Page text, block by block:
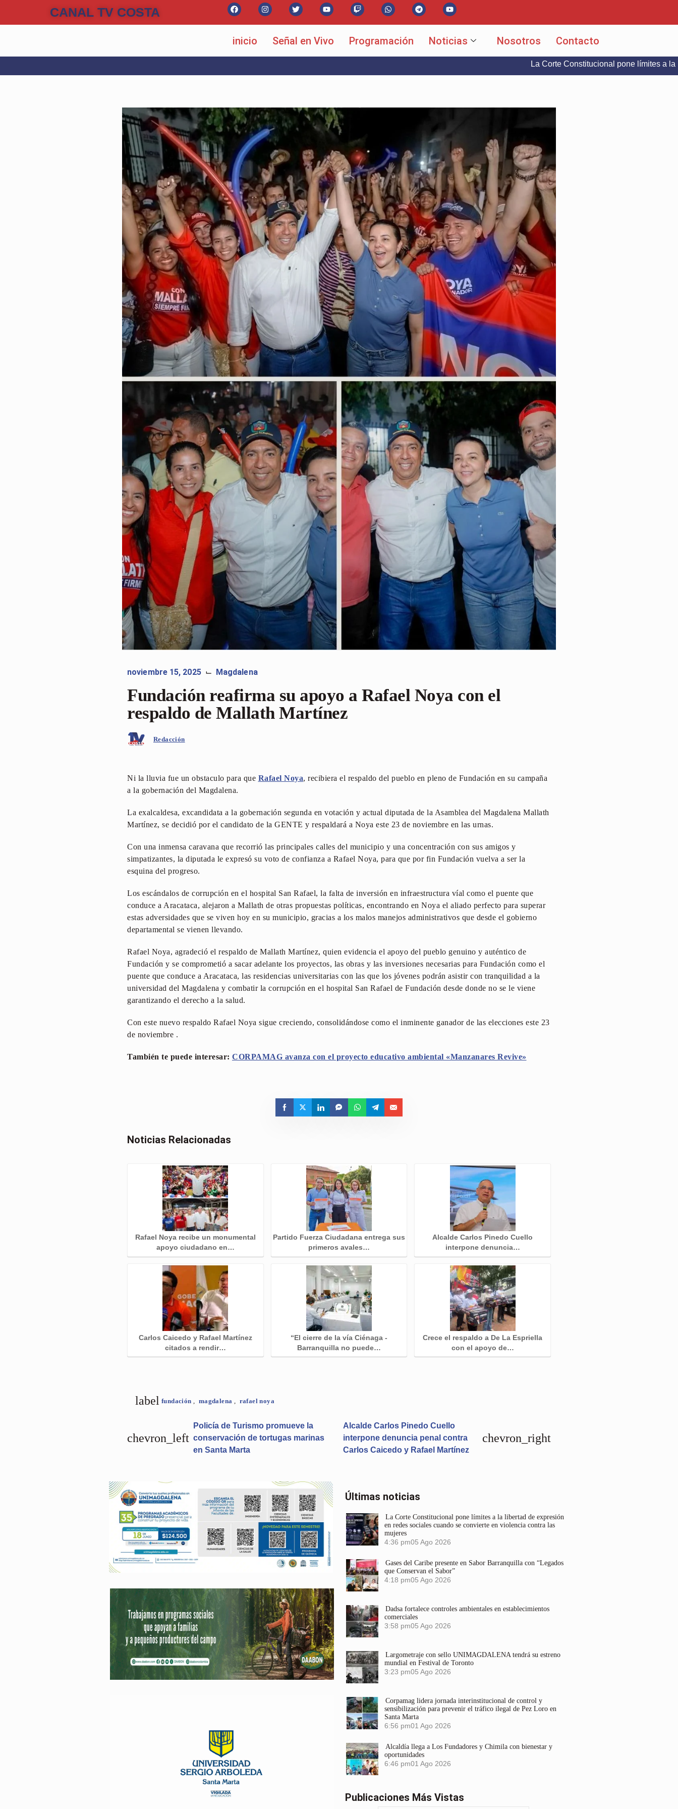
CANAL TV COSTA
inicio Señal en Vivo Programación Noticias Nosotros Contacto
La Corte Constitucional pone límites a la libertad de
noviembre 15, 2025 ⌙ Magdalena
Fundación reafirma su apoyo a Rafael Noya con el
respaldo de Mallath Martínez
Redacción
Ni la lluvia fue un obstaculo para que Rafael Noya, recibiera el respaldo del pueblo en pleno de Fundación en su campaña
a la gobernación del Magdalena.
La exalcaldesa, excandidata a la gobernación segunda en votación y actual diputada de la Asamblea del Magdalena Mallath
Martínez, se decidió por el candidato de la GENTE y respaldará a Noya este 23 de noviembre en las urnas.
Con una inmensa caravana que recorrió las principales calles del municipio y una concentración con sus amigos y
simpatizantes, la diputada le expresó su voto de confianza a Rafael Noya, para que por fin Fundación vuelva a ser la
esquina del progreso.
Los escándalos de corrupción en el hospital San Rafael, la falta de inversión en infraestructura víal como el puente que
conduce a Aracataca, alejaron a Mallath de otras propuestas políticas, encontrando en Noya el aliado perfecto para superar
estas adversidades que se viven hoy en su municipio, gracias a los malos manejos administrativos que desde el gobierno
departamental se vienen llevando.
Rafael Noya, agradeció el respaldo de Mallath Martínez, quien evidencia el apoyo del pueblo genuino y auténtico de
Fundación y se comprometió a sacar adelante los proyectos, las obras y las inversiones necesarias para Fundación como el
puente que conduce a Aracataca, las residencias universitarias con las que los jóvenes podrán asistir con tranquilidad a la
universidad del Magdalena y combatir la corrupción en el hospital San Rafael de Fundación desde donde no se le viene
garantizando el derecho a la salud.
Con este nuevo respaldo Rafael Noya sigue creciendo, consolidándose como el inminente ganador de las elecciones este 23
de noviembre .
También te puede interesar: CORPAMAG avanza con el proyecto educativo ambiental «Manzanares Revive»
Noticias Relacionadas
Rafael Noya recibe un monumental
apoyo ciudadano en…
Carlos Caicedo y Rafael Martínez
citados a rendir…
Partido Fuerza Ciudadana entrega sus
primeros avales…
“El cierre de la vía Ciénaga -
Barranquilla no puede…
Alcalde Carlos Pinedo Cuello
interpone denuncia…
Crece el respaldo a De La Espriella
con el apoyo de…
label fundación magdalena rafael noya
chevron_left
Policía de Turismo promueve la
conservación de tortugas marinas
en Santa Marta
Alcalde Carlos Pinedo Cuello
interpone denuncia penal contra
Carlos Caicedo y Rafael Martínez
chevron_right
Últimas noticias
La Corte Constitucional pone límites a la libertad de expresión
en redes sociales cuando se convierte en violencia contra las
mujeres
4:36 pm05 Ago 2026
Gases del Caribe presente en Sabor Barranquilla con “Legados
que Conservan el Sabor”
4:18 pm05 Ago 2026
Dadsa fortalece controles ambientales en establecimientos
comerciales
3:58 pm05 Ago 2026
Largometraje con sello UNIMAGDALENA tendrá su estreno
mundial en Festival de Toronto
3:23 pm05 Ago 2026
Corpamag lidera jornada interinstitucional de control y
sensibilización para prevenir el tráfico ilegal de Pez Loro en
Santa Marta
6:56 pm01 Ago 2026
Alcaldía llega a Los Fundadores y Chimila con bienestar y
oportunidades
6:46 pm01 Ago 2026
Publicaciones Más Vistas